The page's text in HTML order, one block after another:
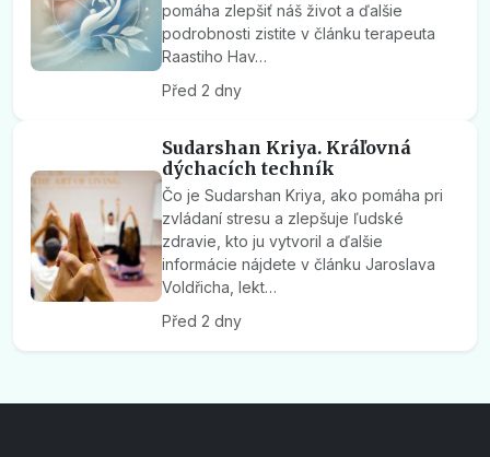
pomáha zlepšiť náš život a ďalšie
podrobnosti zistite v článku terapeuta
Raastiho Hav…
Před 2 dny
Sudarshan Kriya. Kráľovná
dýchacích techník
Čo je Sudarshan Kriya, ako pomáha pri
zvládaní stresu a zlepšuje ľudské
zdravie, kto ju vytvoril a ďalšie
informácie nájdete v článku Jaroslava
Voldřicha, lekt…
Před 2 dny